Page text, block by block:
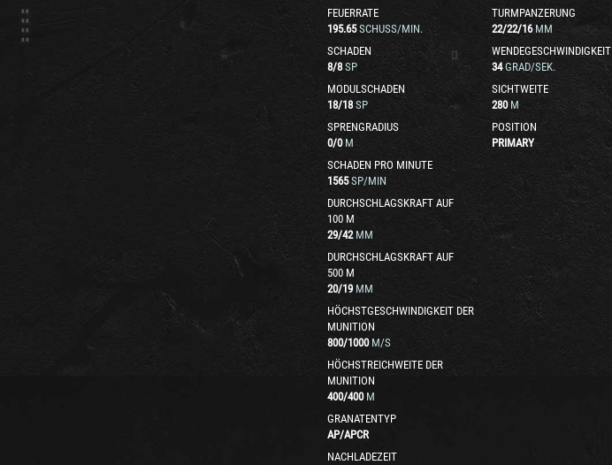
FEUERRATE
195.65 SCHUSS/MIN.
SCHADEN
8/8 SP
MODULSCHADEN
18/18 SP
SPRENGRADIUS
0/0 M
SCHADEN PRO MINUTE
1565 SP/MIN
DURCHSCHLAGSKRAFT AUF
100 M
29/42 MM
DURCHSCHLAGSKRAFT AUF
500 M
20/19 MM
HÖCHSTGESCHWINDIGKEIT DER
MUNITION
800/1000 M/S
HÖCHSTREICHWEITE DER
MUNITION
400/400 M
GRANATENTYP
AP/APCR
NACHLADEZEIT
TURMPANZERUNG
22/22/16 MM
WENDEGESCHWINDIGKEIT
34 GRAD/SEK.
SICHTWEITE
280 M
POSITION
PRIMARY